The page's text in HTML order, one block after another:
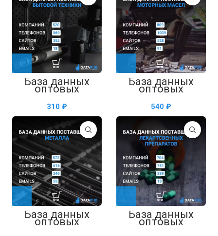
База данных
оптовых
поставщиков
бытовой техники
— таблица в
Excel
₽
База данных
оптовых
поставщиков
моторных масел
— таблица в
Excel
₽
База данных
оптовых
поставщиков
База данных
оптовых
поставщиков